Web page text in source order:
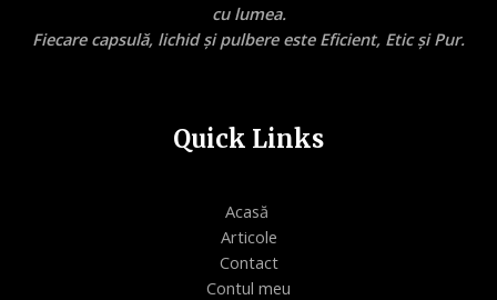
cu lumea.
Fiecare capsulă, lichid și pulbere este Eficient, Etic și Pur.
Quick Links
Acasă
Articole
Contact
Contul meu